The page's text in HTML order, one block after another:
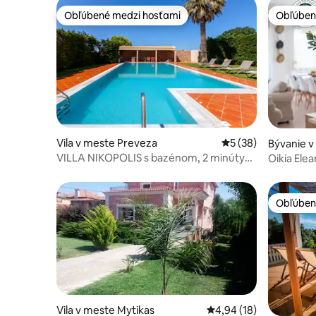
Obľúbené medzi hosťami
Obľúbené medzi hosťami
Vila v meste Preveza Priemerné
5 (38)
VILLA NIKOPOLIS s bazénom, 2 minúty
Bývanie
Oikia
Vila v meste Mytikas Priemerné
4,94 (18)